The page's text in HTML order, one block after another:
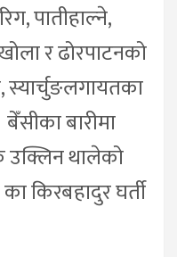
पातीहाल्ने,
र ढोरपाटनको
स्यार्चुङलगायतका
बेँसीका बारीमा
थालेको
किरबहादुर घर्ती